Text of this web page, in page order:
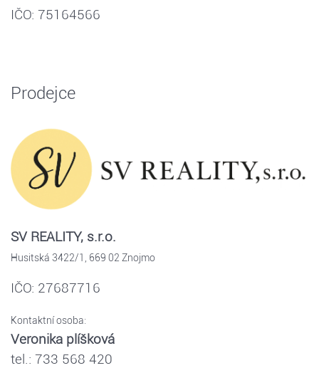
IČO: 75164566
Prodejce
SV REALITY, s.r.o.
Husitská 3422/1, 669 02 Znojmo
IČO: 27687716
Kontaktní osoba:
Veronika plíšková
tel.: 733 568 420